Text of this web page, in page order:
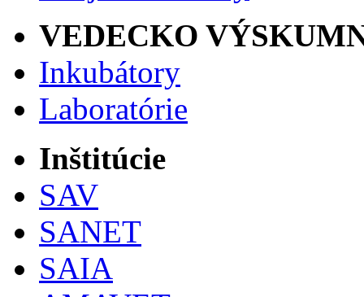
VEDECKO
Inkubátory
Laboratórie
Inštitúcie
SAV
SANET
SAIA